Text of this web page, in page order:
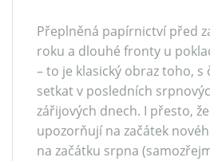
Přeplněná papírnictví před
roku a dlouhé fronty u
– to je klasický obraz toho, s
setkat v posledních
zářijových dnech. I přesto,
upozorňují na začátek
na začátku srpna